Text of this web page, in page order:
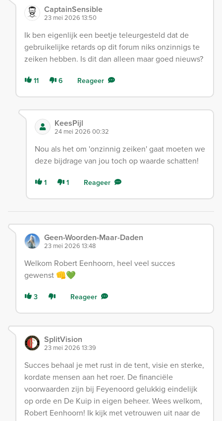
CaptainSensible
23 mei 2026 13:50
Ik ben eigenlijk een beetje teleurgesteld dat de
gebruikelijke retards op dit forum niks onzinnigs te
zeiken hebben. Is dit dan alleen maar goed nieuws?
11 6 Reageer
KeesPijl
24 mei 2026 00:32
Nou als het om 'onzinnig zeiken' gaat moeten we
deze bijdrage van jou toch op waarde schatten!
1 1 Reageer
Geen-Woorden-Maar-Daden
23 mei 2026 13:48
Welkom Robert Eenhoorn, heel veel succes
gewenst 👊💚
3 Reageer
SplitVision
23 mei 2026 13:39
Succes behaal je met rust in de tent, visie en sterke,
kordate mensen aan het roer. De financiële
voorwaarden zijn bij Feyenoord gelukkig eindelijk
op orde en De Kuip in eigen beheer. Wees welkom,
Robert Eenhoorn! Ik kijk met vetrouwen uit naar de